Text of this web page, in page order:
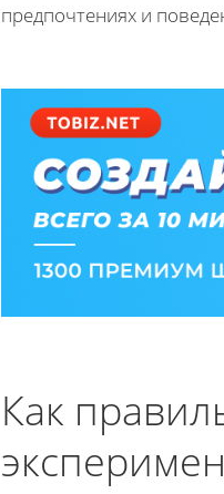
предпочтениях и
Как